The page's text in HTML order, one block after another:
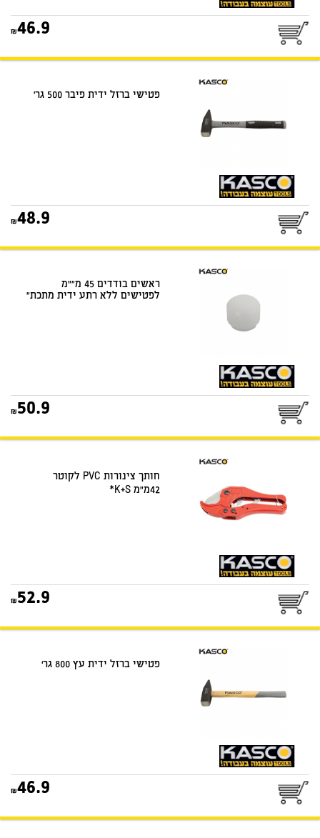
25
46.9
פטישי ברזל ידית פיבר 500 גר'
25
48.9
ראשים בודדים 45 מ""מ
לפטישים ללא רתע ידית מתכת"
25
50.9
חותך צינורות PVC לקוטר
42מ"מ K+S*
25
52.9
פטישי ברזל ידית עץ 800 גר‘
25
46.9